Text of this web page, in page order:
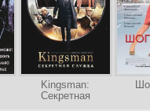
Kingsman:
Секретная